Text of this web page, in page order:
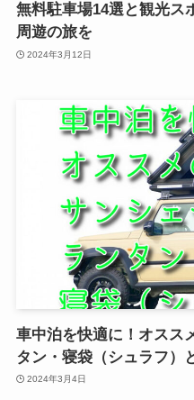
無料駐車場14選と観光ス
周遊の旅を
2024年3月12日
車中泊を快適に！オスス
タン・寝袋（シュラフ）
2024年3月4日